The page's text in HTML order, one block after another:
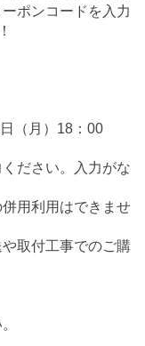
ポンコードを入力
（月）18：00
ださい。入力がな
用利用はできませ
取付工事でのご購